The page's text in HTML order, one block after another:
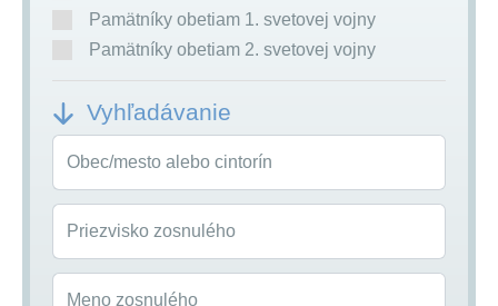
Pamätníky obetiam 1. svetovej vojny
Pamätníky obetiam 2. svetovej vojny
Vyhľadávanie
Obec/mesto alebo cintorín
Priezvisko zosnulého
Meno zosnulého